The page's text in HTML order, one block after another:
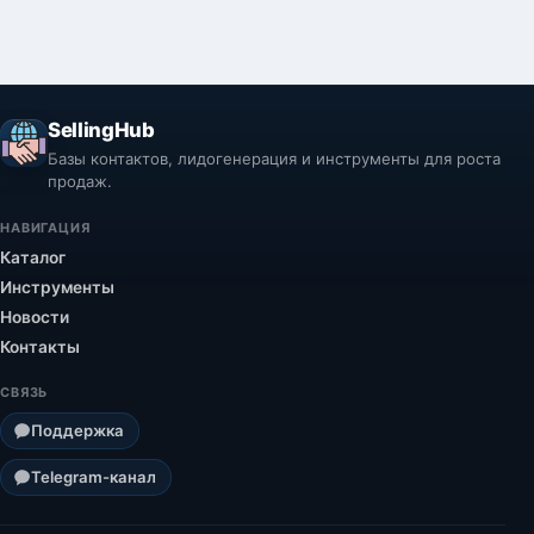
SellingHub
Базы контактов, лидогенерация и инструменты для роста
продаж.
НАВИГАЦИЯ
Каталог
Инструменты
Новости
Контакты
СВЯЗЬ
Поддержка
Telegram-канал